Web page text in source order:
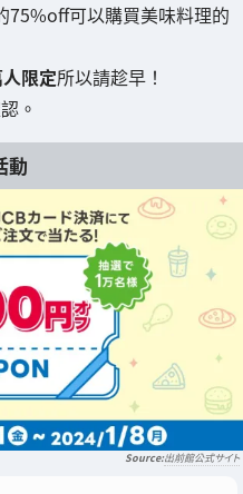
75%off可以購買美味料理的
限定所以請趁早！
。
動
出前館公式サイト